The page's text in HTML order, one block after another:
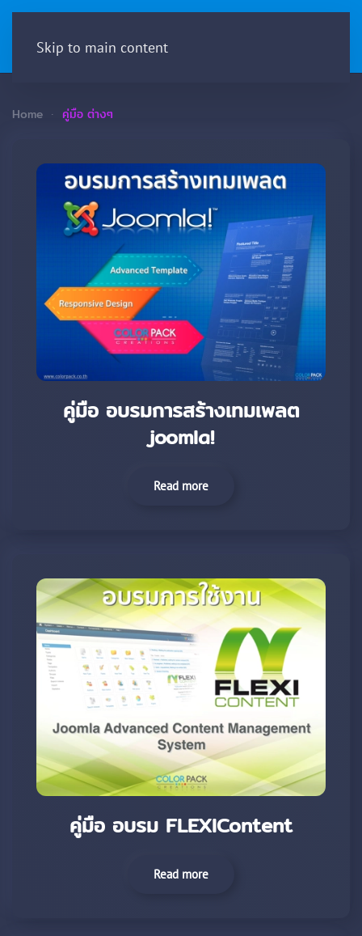
Skip to main content
Menu
Home คู่มือ ต่างๆ
คู่มือ อบรมการสร้างเทมเพลต
joomla!
Read more
คู่มือ อบรม FLEXIContent
Read more